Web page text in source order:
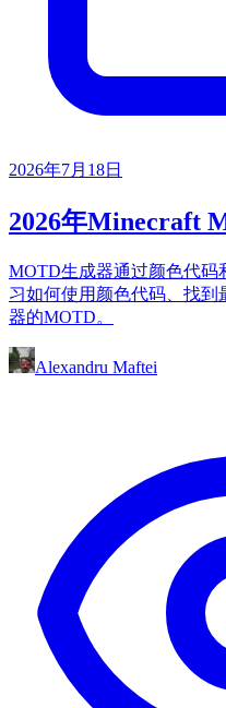
2026年7月18日
2026年Minecraft
MOTD生成器通过颜色代码
习如何使用颜色代码、找
器的MOTD。
Alexandru Maftei